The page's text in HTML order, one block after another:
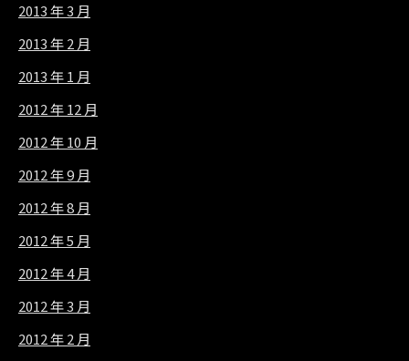
2013 年 3 月
2013 年 2 月
2013 年 1 月
2012 年 12 月
2012 年 10 月
2012 年 9 月
2012 年 8 月
2012 年 5 月
2012 年 4 月
2012 年 3 月
2012 年 2 月